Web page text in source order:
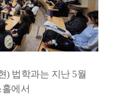
) 법학과는 지난 5월
에서